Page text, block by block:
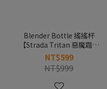
Blender Bottle 搖搖杯
【Strada Tritan 惡魔霜淇
淋】28oz/828ml
NT$599
NT$999